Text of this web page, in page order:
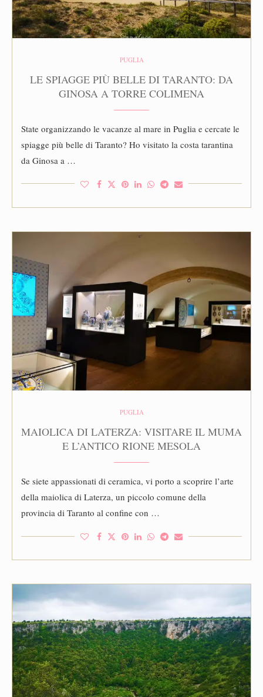
PUGLIA
LE SPIAGGE PIÙ BELLE DI TARANTO: DA
GINOSA A TORRE COLIMENA
State organizzando le vacanze al mare in Puglia e cercate le
spiagge più belle di Taranto? Ho visitato la costa tarantina
da Ginosa a …
PUGLIA
MAIOLICA DI LATERZA: VISITARE IL MUMA
E L’ANTICO RIONE MESOLA
Se siete appassionati di ceramica, vi porto a scoprire l’arte
della maiolica di Laterza, un piccolo comune della
provincia di Taranto al confine con …